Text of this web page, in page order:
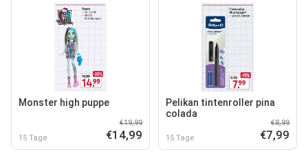
Monster high puppe
15 Tage
€19,99
€14,99
Pelikan tintenroller pina
colada
15 Tage
€8,99
€7,99